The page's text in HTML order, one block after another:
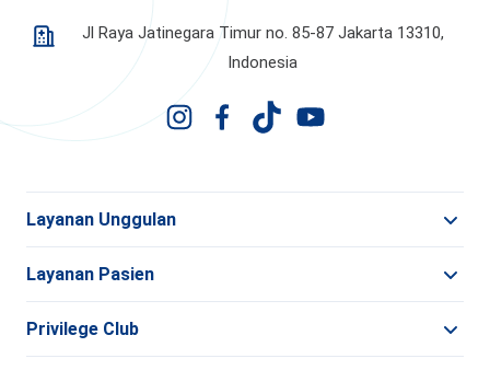
Jl Raya Jatinegara Timur no. 85-87 Jakarta 13310,
Indonesia
Layanan Unggulan
Layanan Pasien
Privilege Club